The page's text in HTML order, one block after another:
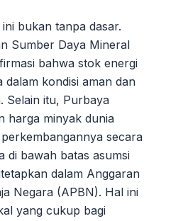
bukan tanpa dasar.
Sumber Daya Mineral
bahwa stok energi
dalam kondisi aman dan
Selain itu, Purbaya
harga minyak dunia
secara
di bawah batas asumsi
dalam Anggaran
Negara (APBN). Hal ini
yang cukup bagi